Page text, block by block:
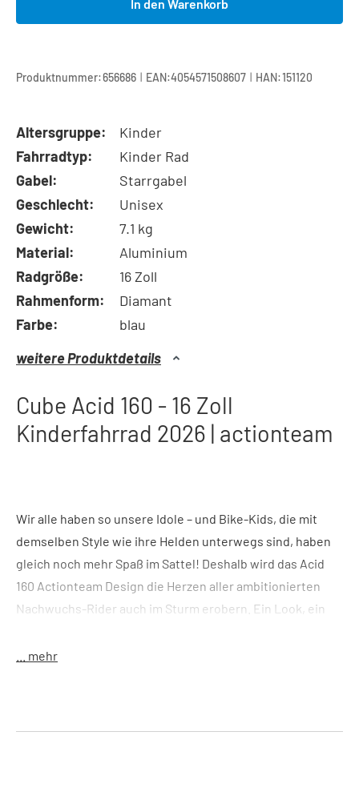
In den Warenkorb
Produktnummer:656686 | EAN:4054571508607 | HAN:151120
Altersgruppe:
Kinder
Fahrradtyp:
Kinder Rad
Gabel:
Starrgabel
Geschlecht:
Unisex
Gewicht:
7.1 kg
Material:
Aluminium
Radgröße:
16 Zoll
Rahmenform:
Diamant
Farbe:
blau
weitere Produktdetails
Cube Acid 160 - 16 Zoll
Kinderfahrrad 2026 | actionteam
Wir alle haben so unsere Idole – und Bike-Kids, die mit
demselben Style wie ihre Helden unterwegs sind, haben
gleich noch mehr Spaß im Sattel! Deshalb wird das Acid
160 Actionteam Design die Herzen aller ambitionierten
Nachwuchs-Rider auch im Sturm erobern. Ein Look, ein
... mehr